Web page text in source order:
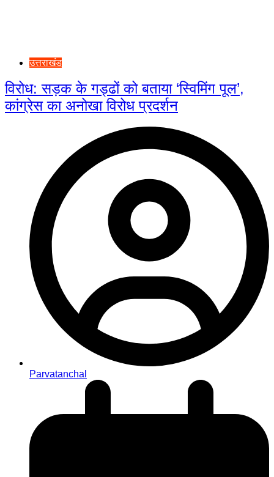
उत्तराखंड
विरोध: सड़क के गड्ढों को बताया ‘स्विमिंग पूल’,
कांग्रेस का अनोखा विरोध प्रदर्शन
Parvatanchal